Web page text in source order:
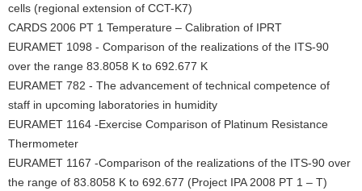
cells (regional extension of CCT-K7)
CARDS 2006 PT 1 Temperature – Calibration of IPRT
EURAMET 1098 - Comparison of the realizations of the ITS-90
over the range 83.8058 K to 692.677 K
EURAMET 782 - The advancement of technical competence of
staff in upcoming laboratories in humidity
EURAMET 1164 -Exercise Comparison of Platinum Resistance
Thermometer
EURAMET 1167 -Comparison of the realizations of the ITS-90 over
the range of 83.8058 K to 692.677 (Project IPA 2008 PT 1 – T)